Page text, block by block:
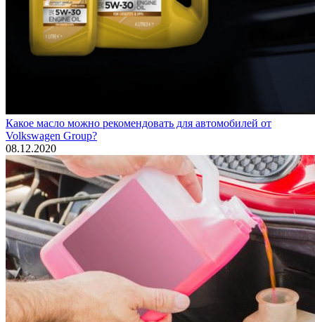
Какое масло можно рекомендовать для автомобилей от
Volkswagen Group?
08.12.2020